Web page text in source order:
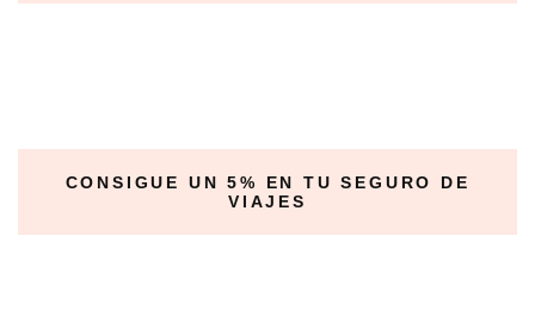
CONSIGUE UN 5% EN TU SEGURO DE
VIAJES